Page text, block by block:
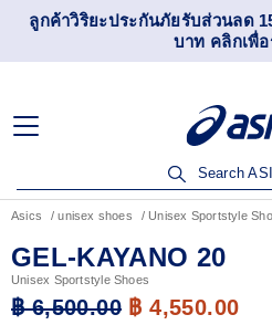
ลูกค้าวิริยะประกันภัยรับส่วนลด
บาท คลิกเพื่
Search
Asics unisex shoes Unisex Sportstyle
GEL-KAYANO 20
Unisex Sportstyle Shoes
฿ 6,500.00 ฿ 4,550.00